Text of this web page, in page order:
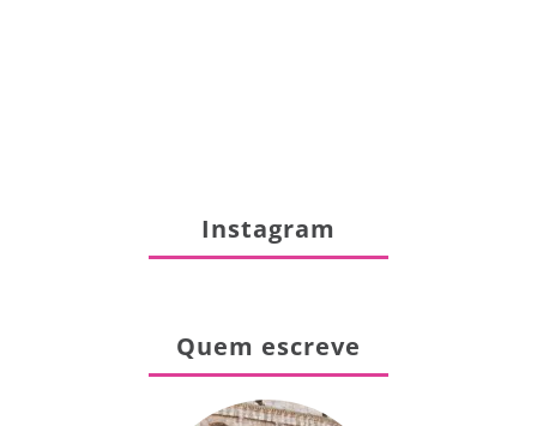
Instagram
Quem escreve